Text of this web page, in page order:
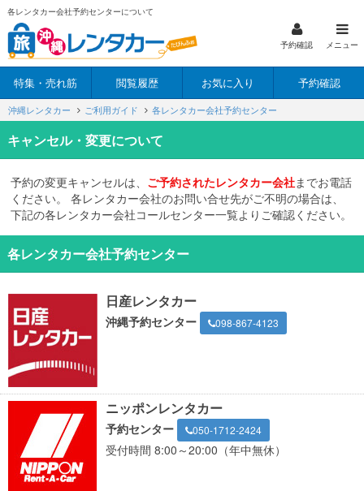
各レンタカー会社予約センターについて
予約確認 メニュー
特集・売れ筋 閲覧履歴 お気に入り 予約確認
沖縄レンタカー ご利用ガイド 各レンタカー会社予約センター
キャンセル・変更について
予約の変更キャンセルは、 ご予約されたレンタカー会社までお電話
ください。 各レンタカー会社のお問い合せ先がご不明の場合は、
下記の各レンタカー会社コールセンター一覧よりご確認ください。
各レンタカー会社予約センター
日産レンタカー
沖縄予約センター 098-867-4123
ニッポンレンタカー
予約センター 050-1712-2424
受付時間 8:00～20:00（年中無休）